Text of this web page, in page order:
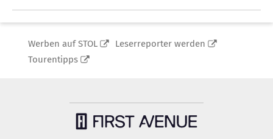
Werben auf STOL
Leserreporter werden
Tourentipps